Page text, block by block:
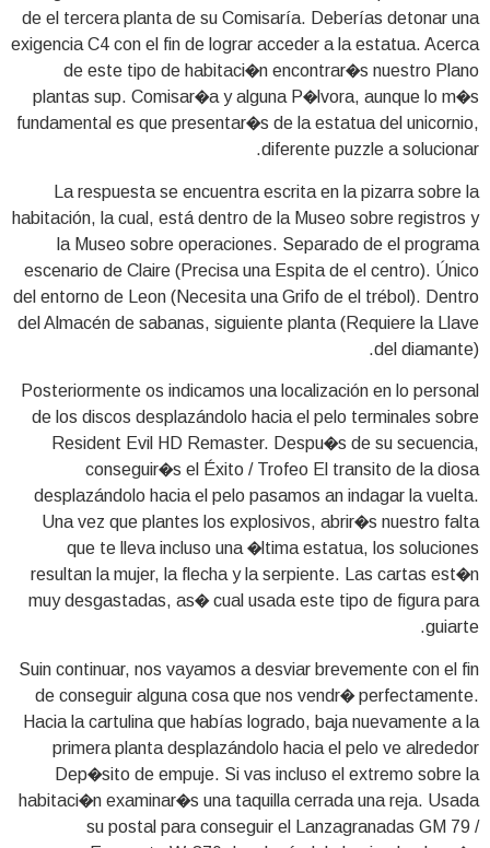
de el tercera planta de su Comisaría. Deberías detonar una
exigencia C4 con el fin de lograr acceder a la estatua. Acerca
de este tipo de habitaci�n encontrar�s nuestro Plano
plantas sup. Comisar�a y alguna P�lvora, aunque lo m�s
fundamental es que presentar�s de la estatua del unicornio,
diferente puzzle a solucionar.
La respuesta se encuentra escrita en la pizarra sobre la
habitación, la cual, está dentro de la Museo sobre registros y
la Museo sobre operaciones. Separado de el programa
escenario de Claire (Precisa una Espita de el centro). Único
del entorno de Leon (Necesita una Grifo de el trébol). Dentro
del Almacén de sabanas, siguiente planta (Requiere la Llave
del diamante).
Posteriormente os indicamos una localización en lo personal
de los discos desplazándolo hacia el pelo terminales sobre
Resident Evil HD Remaster. Despu�s de su secuencia,
conseguir�s el Éxito / Trofeo El transito de la diosa
desplazándolo hacia el pelo pasamos an indagar la vuelta.
Una vez que plantes los explosivos, abrir�s nuestro falta
que te lleva incluso una �ltima estatua, los soluciones
resultan la mujer, la flecha y la serpiente. Las cartas est�n
muy desgastadas, as� cual usada este tipo de figura para
guiarte.
Suin continuar, nos vayamos a desviar brevemente con el fin
de conseguir alguna cosa que nos vendr� perfectamente.
Hacia la cartulina que habías logrado, baja nuevamente a la
primera planta desplazándolo hacia el pelo ve alrededor
Dep�sito de empuje. Si vas incluso el extremo sobre la
habitaci�n examinar�s una taquilla cerrada una reja. Usada
su postal para conseguir el Lanzagranadas GM 79 /